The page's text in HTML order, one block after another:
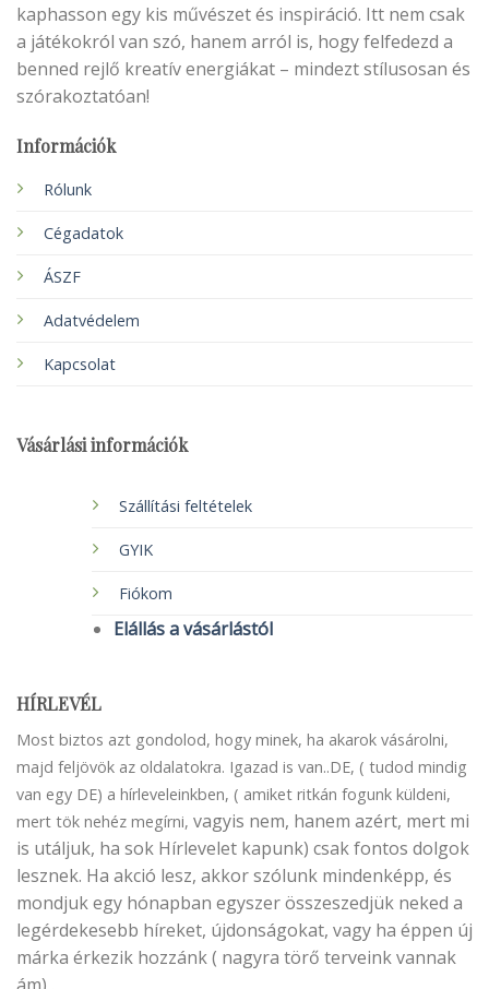
kaphasson egy kis művészet és inspiráció. Itt nem csak
a játékokról van szó, hanem arról is, hogy felfedezd a
benned rejlő kreatív energiákat – mindezt stílusosan és
szórakoztatóan!
Információk
Rólunk
Cégadatok
ÁSZF
Adatvédelem
Kapcsolat
Vásárlási információk
Szállítási feltételek
GYIK
Fiókom
Elállás a vásárlástól
HÍRLEVÉL
Most biztos azt gondolod, hogy minek, ha akarok vásárolni,
majd feljövök az oldalatokra. Igazad is van..DE, ( tudod mindig
van egy DE) a hírleveleinkben, ( amiket ritkán fogunk küldeni,
mert tök nehéz megírni, vagyis nem, hanem azért, mert mi
is utáljuk, ha sok Hírlevelet kapunk) csak fontos dolgok
lesznek. Ha akció lesz, akkor szólunk mindenképp, és
mondjuk egy hónapban egyszer összeszedjük neked a
legérdekesebb híreket, újdonságokat, vagy ha éppen új
márka érkezik hozzánk ( nagyra törő terveink vannak